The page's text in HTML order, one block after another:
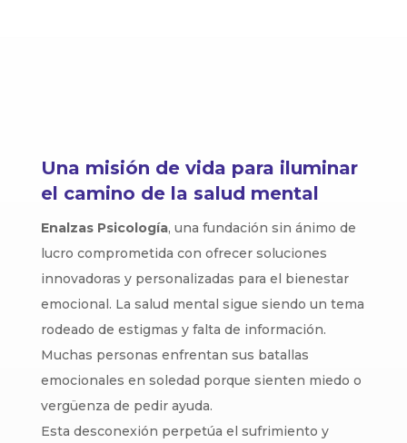
Una misión de vida para iluminar
el camino de la salud mental
Enalzas Psicología, una fundación sin ánimo de
lucro comprometida con ofrecer soluciones
innovadoras y personalizadas para el bienestar
emocional. La salud mental sigue siendo un tema
rodeado de estigmas y falta de información.
Muchas personas enfrentan sus batallas
emocionales en soledad porque sienten miedo o
vergüenza de pedir ayuda.
Esta desconexión perpetúa el sufrimiento y